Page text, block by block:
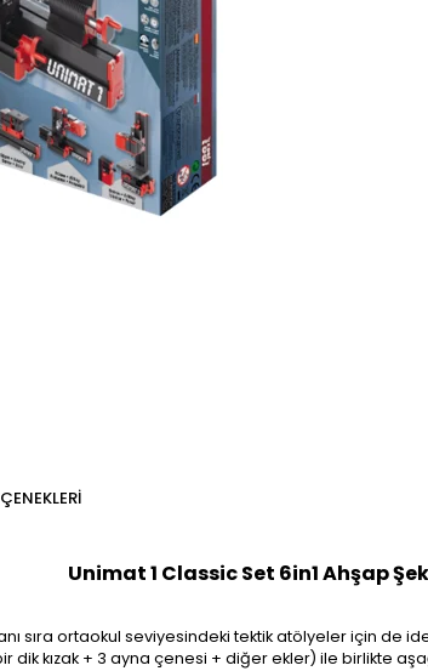
Unimat 1 Classic Set 6in1 Ahşap
sıra ortaokul seviyesindeki tektik atölyeler için
dik kızak + 3 ayna çenesi + diğer ekler) ile birlikte